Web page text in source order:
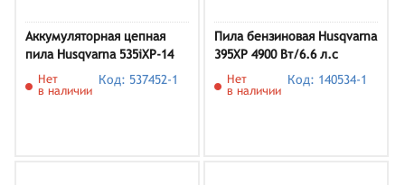
Аккумуляторная цепная
пила Husqvarna 535iXP-14
Нет
в наличии
Код: 537452-1
Пила бензиновая Husqvarna
395XP 4900 Вт/6.6 л.с
Нет
в наличии
Код: 140534-1